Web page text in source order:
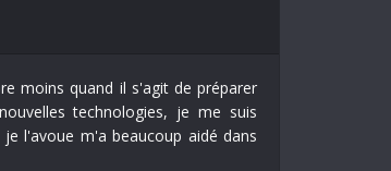
moins quand il s'agit de préparer
technologies, je me suis
l'avoue m'a beaucoup aidé dans